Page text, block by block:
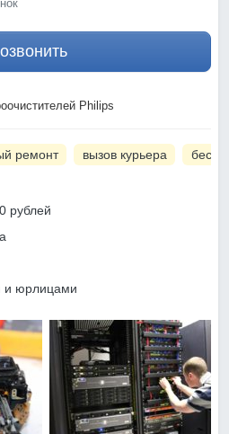
Philips
ремонт вызов курьера
рублей
и юрлицами